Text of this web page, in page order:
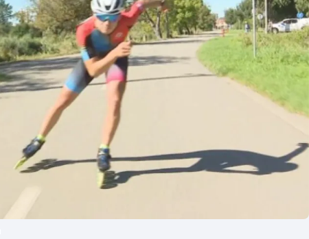
Moderní pětiboj
Motorsport
Olympijské hry
Parasport
Plavání
Plážový volejbal
Triatlon
Veslování
Vodní slalom
Volejbal